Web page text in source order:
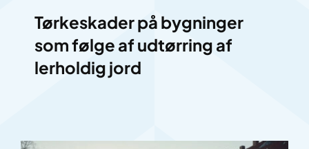
Tørkeskader på bygninger
som følge af udtørring af
lerholdig jord